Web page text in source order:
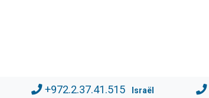
+972.2.37.41.515 Israël